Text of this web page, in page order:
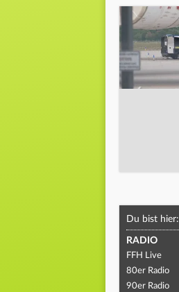
Du bist hier:
RADIO
FFH Live
80er Radio
90er Radio